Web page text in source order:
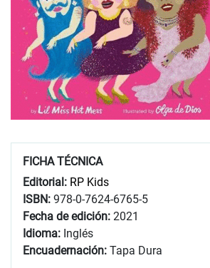
FICHA TÉCNICA
Editorial: RP Kids
ISBN: 978-0-7624-6765-5
Fecha de edición: 2021
Idioma: Inglés
Encuadernación: Tapa Dura